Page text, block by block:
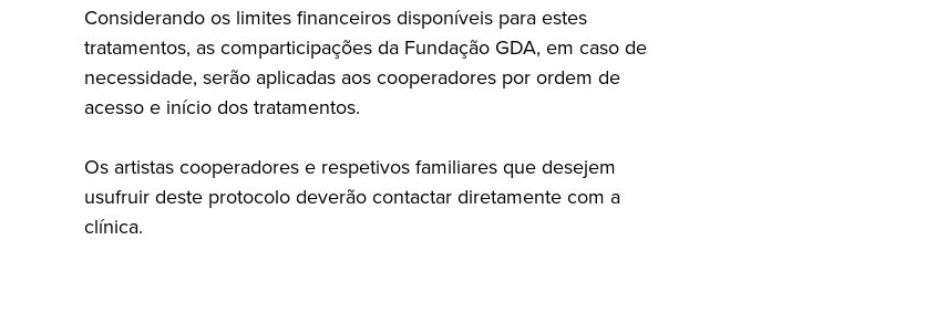
Considerando os limites financeiros disponíveis para estes
tratamentos, as comparticipações da Fundação GDA, em caso de
necessidade, serão aplicadas aos cooperadores por ordem de
acesso e início dos tratamentos.
Os artistas cooperadores e respetivos familiares que desejem
usufruir deste protocolo deverão contactar diretamente com a
clínica.